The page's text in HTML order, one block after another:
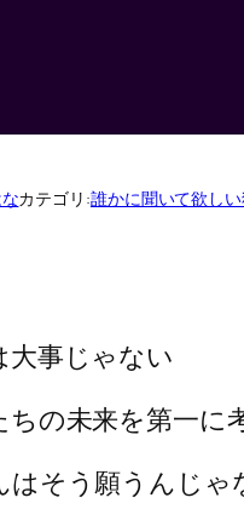
カテゴリ:誰かに聞いて欲し
大事じゃない
ちの未来を第一に
はそう願うんじゃ